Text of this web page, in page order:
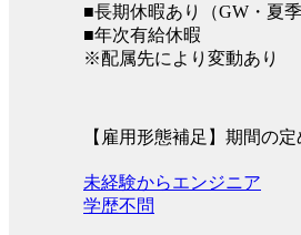
■長期休暇あり（GW・夏
■年次有給休暇
※配属先により変動あり
【雇用形態補足】期間の
未経験からエンジニア
学歴不問